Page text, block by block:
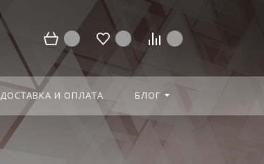
ДОСТАВКА И ОПЛАТА БЛОГ